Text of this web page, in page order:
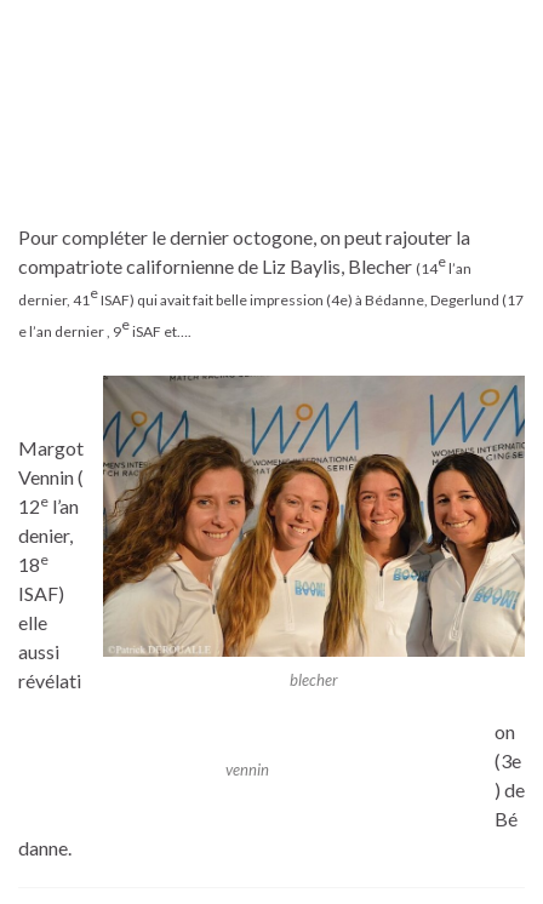
Pour compléter le dernier octogone, on peut rajouter la
compatriote californienne de Liz Baylis, Blecher (14el’an
dernier, 41 eISAF) qui avait fait belle impression (4e) à Bédanne, Degerlund (17
e l’an dernier , 9eiSAF et….
blecher
vennin
Margot
Vennin (
12e l’an
denier,
18e
ISAF)
elle
aussi
révélati
on
(3e
) de
Bé
danne.